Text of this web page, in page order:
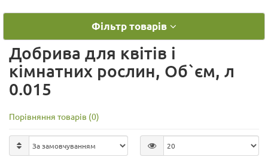
Фільтр товарів
Добрива для квітів і
кімнатних рослин, Об`єм, л
0.015
Порівняння товарів (0)